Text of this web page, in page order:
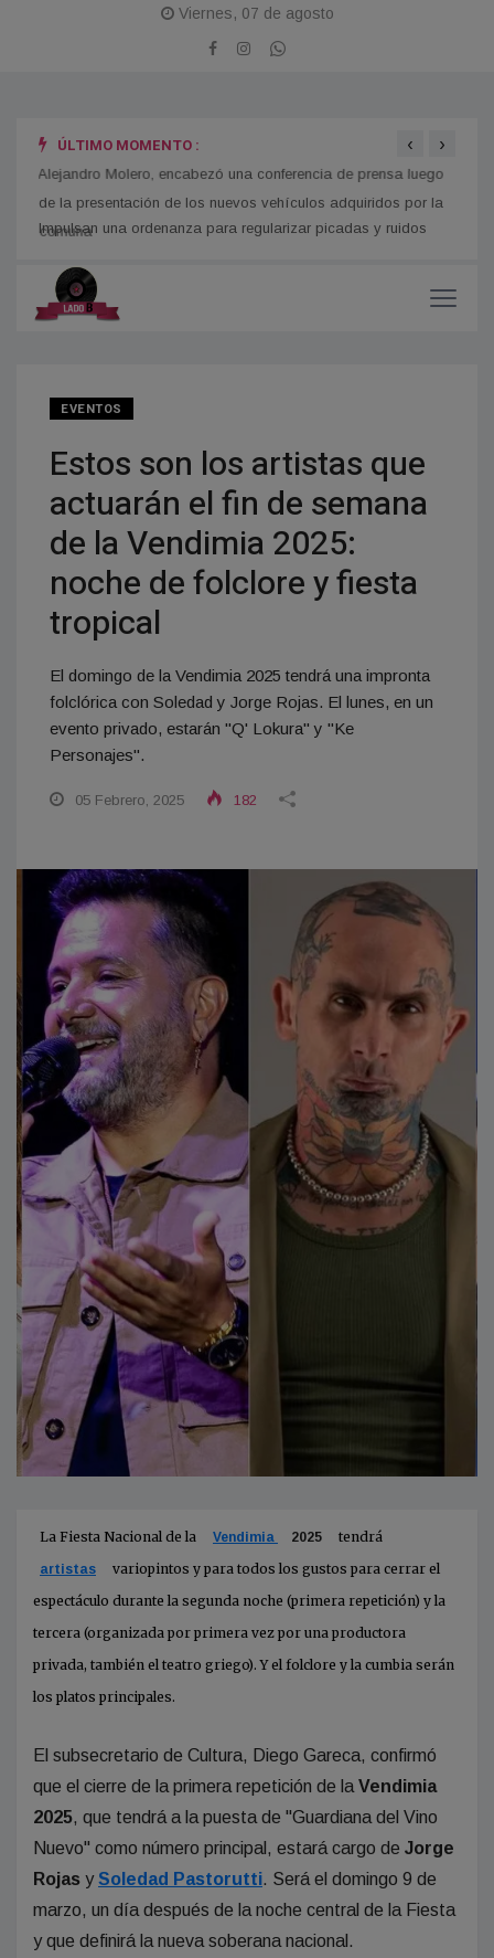
Viernes, 07 de agosto
ÚLTIMO MOMENTO :
Alejandro Molero, encabezó una conferencia de prensa luego
de la presentación de los nuevos vehículos adquiridos por la
comuna
‹ ›
EVENTOS
Estos son los artistas que
actuarán el fin de semana
de la Vendimia 2025:
noche de folclore y fiesta
tropical
El domingo de la Vendimia 2025 tendrá una impronta
folclórica con Soledad y Jorge Rojas. El lunes, en un
evento privado, estarán "Q' Lokura" y "Ke
Personajes".
05 Febrero, 2025 182
La Fiesta Nacional de la Vendimia 2025 tendrá
artistas
variopintos y para todos los gustos para cerrar el
espectáculo durante la segunda noche (primera repetición) y la
tercera (organizada por primera vez por una productora
privada, también el teatro griego). Y el folclore y la cumbia serán
los platos principales.
El subsecretario de Cultura, Diego Gareca, confirmó
que el cierre de la primera repetición de la Vendimia
2025, que tendrá a la puesta de "Guardiana del Vino
Nuevo" como número principal, estará cargo de Jorge
Rojas ySoledad Pastorutti. Será el domingo 9 de
marzo, un día después de la noche central de la Fiesta
y que definirá la nueva soberana nacional.